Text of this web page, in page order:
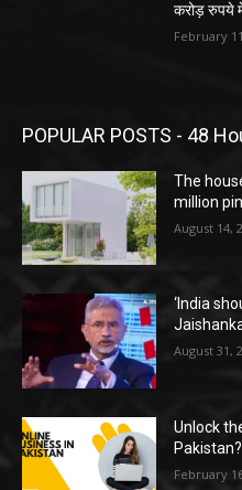
करोड़ रुपये
February
POPULAR POSTS - 48
The
million
August 14,
‘India
August 31,
Unlock
February